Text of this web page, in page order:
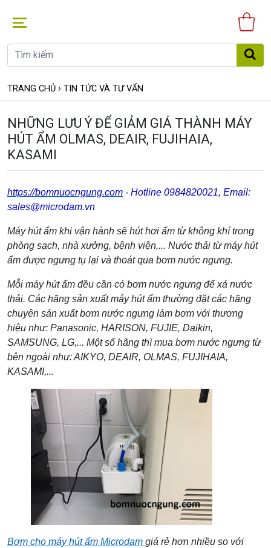
TRANG CHỦ › TIN TỨC VÀ TƯ VẤN
NHỮNG LƯU Ý ĐỂ GIẢM GIÁ THÀNH MÁY
HÚT ẨM OLMAS, DEAIR, FUJIHAIA,
KASAMI
https://bomnuocngung.com - Hotline 0984820021, Email:
sales@microdam.vn
Máy hút ẩm khi vận hành sẽ hút hơi ẩm từ không khí trong
phòng sạch, nhà xưởng, bệnh viện,... Nước thải từ máy hút
ẩm được ngưng tụ lại và thoát qua bơm nước ngưng.
Mỗi máy hút ẩm đều cần có bơm nước ngưng để xả nước
thải. Các hãng sản xuất máy hút ẩm thường đặt các hãng
chuyên sản xuất bơm nước ngưng làm bơm với thương
hiệu như: Panasonic, HARISON, FUJIE, Daikin,
SAMSUNG, LG,... Một số hãng thì mua bơm nước ngưng từ
bên ngoài như: AIKYO, DEAIR, OLMAS, FUJIHAIA,
KASAMI,...
Bơm cho máy hút ẩm Microdam giá rẻ hơn nhiều so với